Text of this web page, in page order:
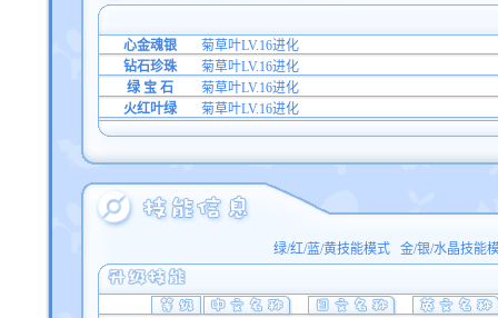
心金魂银
菊草叶LV.16进化
钻石珍珠
菊草叶LV.16进化
绿 宝 石
菊草叶LV.16进化
火红叶绿
菊草叶LV.16进化
绿/红/蓝/黄技能模式 金/银/水晶技能